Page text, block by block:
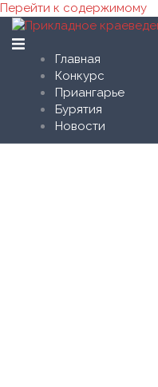
Перейти к содержимому
Главная
Конкурс
Приангарье
Бурятия
Новости